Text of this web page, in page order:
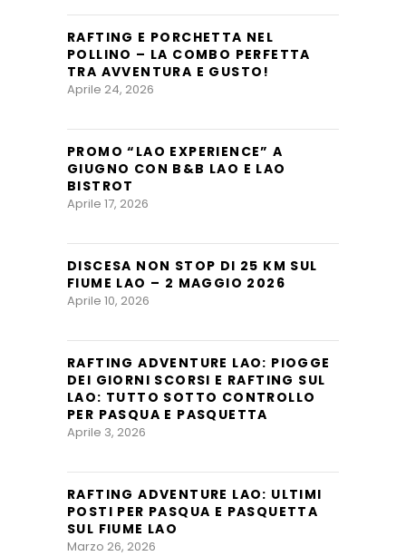
RAFTING E PORCHETTA NEL
POLLINO – LA COMBO PERFETTA
TRA AVVENTURA E GUSTO!
Aprile 24, 2026
PROMO “LAO EXPERIENCE” A
GIUGNO CON B&B LAO E LAO
BISTROT
Aprile 17, 2026
DISCESA NON STOP DI 25 KM SUL
FIUME LAO – 2 MAGGIO 2026
Aprile 10, 2026
RAFTING ADVENTURE LAO: PIOGGE
DEI GIORNI SCORSI E RAFTING SUL
LAO: TUTTO SOTTO CONTROLLO
PER PASQUA E PASQUETTA
Aprile 3, 2026
RAFTING ADVENTURE LAO: ULTIMI
POSTI PER PASQUA E PASQUETTA
SUL FIUME LAO
Marzo 26, 2026